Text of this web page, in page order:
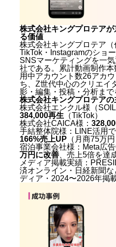
株式会社キングプロテア
る価値
株式会社キングプロテア（
TikTok・Instagramのショ
SNSマーケティングを一
社である。累計動画制作
用中アカウント数26アカ
ち、Z世代中心のクリエイ
影・編集・投稿・分析まで
株式会社キングプロテアの
株式会社エンクル様（
384,000再生 （TikTok）
株式会社CAICA様：
手結整体院様：LINE活用
166%売上UP （月商75万
宿泊事業会社様：Meta広
万円に改善 、売上5倍を達
メディア掲載実績：
済オンライン・日経新聞な
ディア・2024〜2026年掲載
か？向かない業種はあり
Q. 複数の会社を比較する
ればいいですか？
まとめ：京都SNSマーケテ
選び方